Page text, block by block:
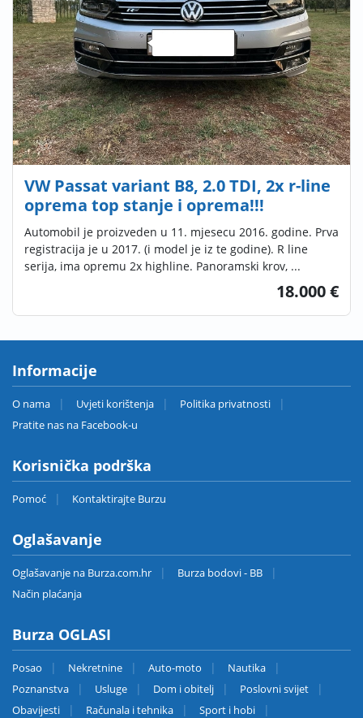
VW Passat variant B8, 2.0 TDI, 2x r-line
oprema top stanje i oprema!!!
Automobil je proizveden u 11. mjesecu 2016. godine. Prva
registracija je u 2017. (i model je iz te godine). R line
serija, ima opremu 2x highline. Panoramski krov, ...
18.000 €
Informacije
O nama Uvjeti korištenja
Politika privatnosti
Pratite nas na Facebook-u
Korisnička podrška
Pomoć Kontaktirajte Burzu
Oglašavanje
Oglašavanje na Burza.com.hr
Burza bodovi - BB
Način plaćanja
Burza OGLASI
Posao Nekretnine Auto-moto
Nautika
Poznanstva
Usluge Dom i obitelj
Poslovni svijet
Obavijesti
Računala i tehnika Sport i hobi